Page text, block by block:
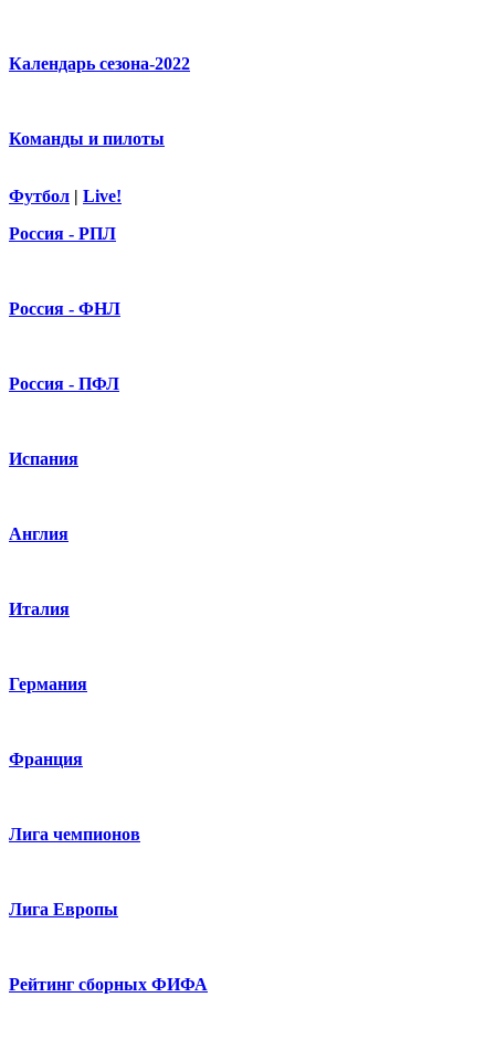
Календарь сезона-2022
Команды и пилоты
Футбол | Live!
Россия - РПЛ
Россия - ФНЛ
Россия - ПФЛ
Испания
Англия
Италия
Германия
Франция
Лига чемпионов
Лига Европы
Рейтинг сборных ФИФА